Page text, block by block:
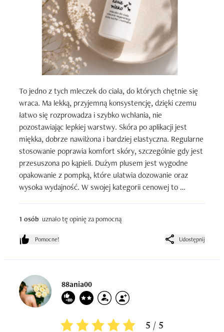
To jedno z tych mleczek do ciała, do których chętnie się
wraca. Ma lekką, przyjemną konsystencję, dzięki czemu
łatwo się rozprowadza i szybko wchłania, nie
pozostawiając lepkiej warstwy. Skóra po aplikacji jest
miękka, dobrze nawilżona i bardziej elastyczna. Regularne
stosowanie poprawia komfort skóry, szczególnie gdy jest
przesuszona po kąpieli. Dużym plusem jest wygodne
opakowanie z pompką, które ułatwia dozowanie oraz
wysoka wydajność. W swojej kategorii cenowej to
1 osób uznało tę opinię za pomocną
Pomocne! Udostępnij
88ania00
5 / 5